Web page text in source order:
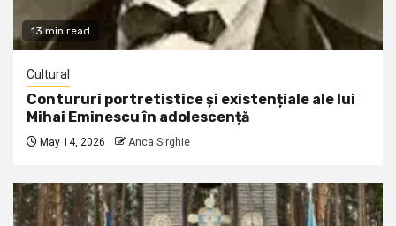
13 min read
Cultural
Contururi portretistice și existențiale ale lui
Mihai Eminescu în adolescență
May 14, 2026 Anca Sirghie